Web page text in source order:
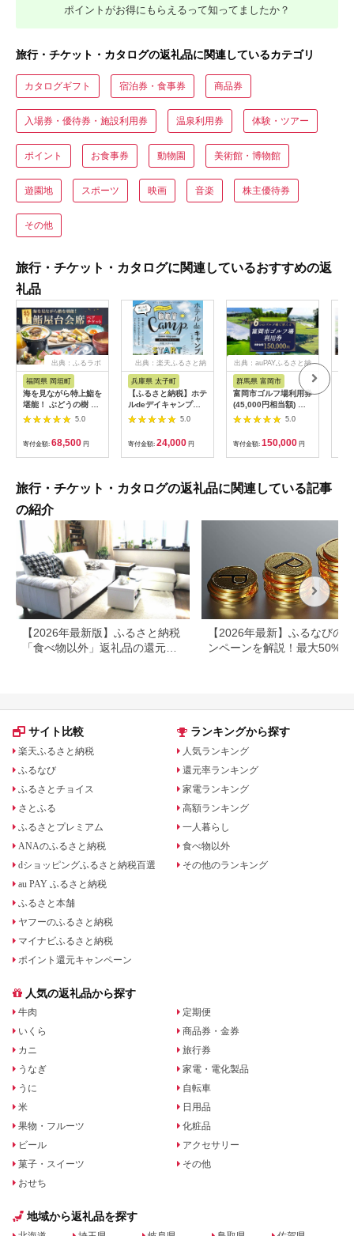
ポイントがお得にもらえるって知ってましたか？
旅行・チケット・カタログの返礼品に関連しているカテゴリ
カタログギフト 宿泊券・食事券 商品券
入場券・優待券・施設利用券 温泉利用券 体験・ツアー
ポイント お食事券 動物園 美術館・博物館
遊園地 スポーツ 映画 音楽 株主優待券
その他
旅行・チケット・カタログに関連しているおすすめの返
礼品
出典：ふるラボ
福岡県 岡垣町
海を見ながら特上鮨を
堪能！ ぶどうの樹 鮨
屋台ペア お食事券 海
鮮 海 屋台 食事 ペア
福岡県 岡垣町
5.0
寄付金額: 68,500 円
出典：楽天ふるさと納
兵庫県 太子町
【ふるさと納税】ホテ
ルdeデイキャンプ体
験チケット
【1364991】
5.0
寄付金額: 24,000 円
出典：auPAYふるさと納
群馬県 富岡市
富岡市ゴルフ場利用券
(45,000円相当額) ゴ
ルフ チケット 平日 土
日 祝日 プレー券 関東
群馬県 首都圏 F20E-
382
5.0
寄付金額: 150,000 円
旅行・チケット・カタログの返礼品に関連している記事
の紹介
【2026年最新版】ふるさと納税
「食べ物以外」返礼品の還元率
【2026年最新】ふるなびの
ンペーンを解説！最大50%還
サイト比較
楽天ふるさと納税
ふるなび
ふるさとチョイス
さとふる
ふるさとプレミアム
ANAのふるさと納税
dショッピングふるさと納税百選
au PAY ふるさと納税
ふるさと本舗
ヤフーのふるさと納税
マイナビふるさと納税
ポイント還元キャンペーン
ランキングから探す
人気ランキング
還元率ランキング
家電ランキング
高額ランキング
一人暮らし
食べ物以外
その他のランキング
人気の返礼品から探す
牛肉
いくら
カニ
うなぎ
うに
米
果物・フルーツ
ビール
菓子・スイーツ
おせち
定期便
商品券・金券
旅行券
家電・電化製品
自転車
日用品
化粧品
アクセサリー
その他
地域から返礼品を探す